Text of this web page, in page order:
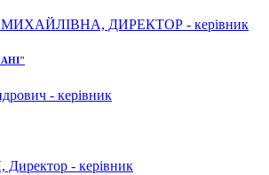
ДИРЕКТОР - керівник
- керівник
- керівник